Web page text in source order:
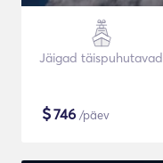
Jäigad täispuhutavad
$746 /päev